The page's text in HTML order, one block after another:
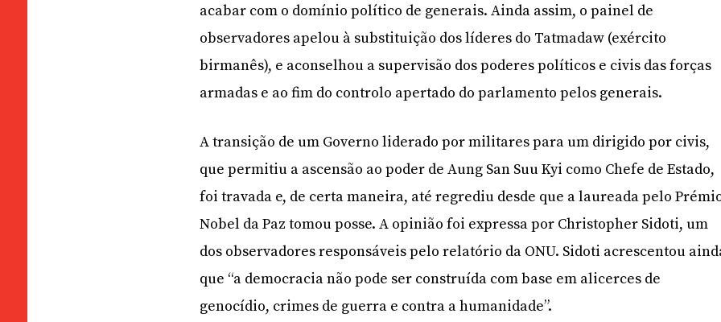
acabar com o domínio político de generais. Ainda assim, o painel de
observadores apelou à substituição dos líderes do Tatmadaw (exército
birmanês), e aconselhou a supervisão dos poderes políticos e civis das forças
armadas e ao fim do controlo apertado do parlamento pelos generais.
A transição de um Governo liderado por militares para um dirigido por civis,
que permitiu a ascensão ao poder de Aung San Suu Kyi como Chefe de Estado,
foi travada e, de certa maneira, até regrediu desde que a laureada pelo
Nobel da Paz tomou posse. A opinião foi expressa por Christopher Sidoti, um
dos observadores responsáveis pelo relatório da ONU. Sidoti acrescentou
que “a democracia não pode ser construída com base em alicerces de
genocídio, crimes de guerra e contra a humanidade”.